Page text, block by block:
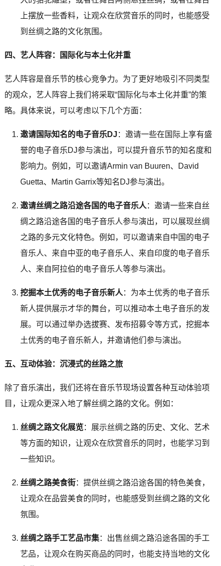
上摆放一些香料，让观众在欣赏音乐的同时，也能感受
到丝绸之路的文化氛围。
四、艺人阵容：国际化与本土化并重
艺人阵容是音乐节的核心竞争力。为了更好地吸引不同类型
的观众，艺人阵容上我们将采取“国际化与本土化并重”的策
略。具体来说，可以考虑以下几个方面：
邀请国际知名的电子音乐DJ ：邀请一些在国际上享有盛
誉的电子音乐DJ参与演出，可以提升音乐节的知名度和
影响力。例如，可以邀请Armin van Buuren、David
Guetta、Martin Garrix等知名DJ参与演出。
邀请丝绸之路沿途各国的电子音乐人 ：邀请一些来自丝
绸之路沿途各国的电子音乐人参与演出，可以展现丝绸
之路的多元文化特色。例如，可以邀请来自中国的电子
音乐人、来自中亚的电子音乐人、来自印度的电子音乐
人、来自阿拉伯的电子音乐人等参与演出。
挖掘本土优秀的电子音乐新人 ：为本土优秀的电子音乐
新人提供展示才华的舞台，可以推动本土电子音乐的发
展。可以通过举办选拔赛、发布招募令等方式，挖掘本
土优秀的电子音乐新人，并邀请他们参与演出。
五、互动体验：沉浸式的丝路之旅
除了音乐演出，我们还将在音乐节现场设置各种互动体验项
目，让观众更深入地了解丝绸之路的文化。例如：
丝绸之路文化展览：展示丝绸之路的历史、文化、艺术
等方面的知识，让观众在欣赏音乐的同时，也能学习到
一些知识。
丝绸之路美食街：提供丝绸之路沿途各国的特色美食，
让观众在品尝美食的同时，也能感受到丝绸之路的文化
氛围。
丝绸之路手工艺品市集：出售丝绸之路沿途各国的手工
艺品，让观众在购买商品的同时，也能支持当地的文化